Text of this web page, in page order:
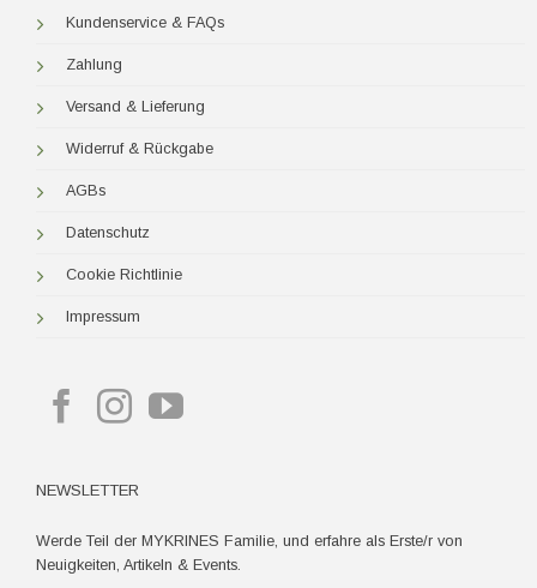
Kundenservice & FAQs
Zahlung
Versand & Lieferung
Widerruf & Rückgabe
AGBs
Datenschutz
Cookie Richtlinie
Impressum
NEWSLETTER
Werde Teil der MYKRINES Familie, und erfahre als Erste/r von
Neuigkeiten, Artikeln & Events.